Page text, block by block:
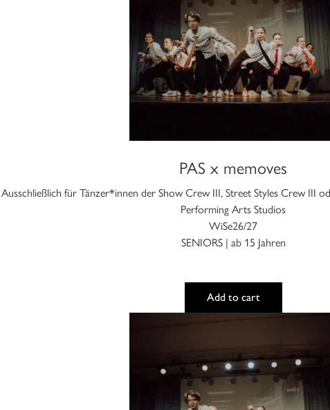
PAS x memoves
Ausschließlich für Tänzer*innen der Show Crew III, Street Styles Crew III
Performing Arts Studios
WiSe26/27
SENIORS | ab 15 Jahren
Add to cart
Varianten
auf.
Die
Optionen
können
auf
der
gewählt
weist
mehrere
Varianten
auf.